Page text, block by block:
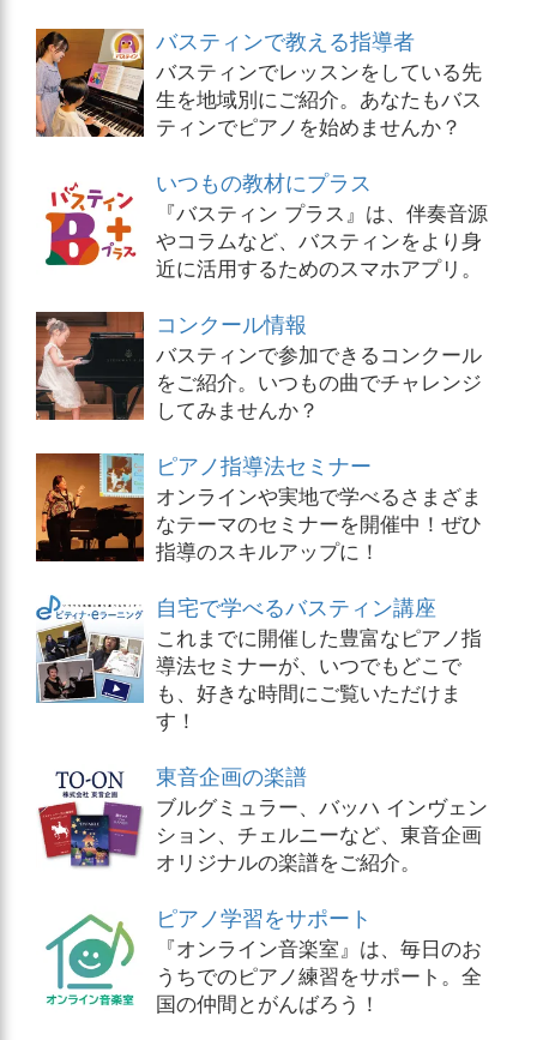
バスティンで教える指導者
バスティンでレッスンをしている先
生を地域別にご紹介。あなたもバス
ティンでピアノを始めませんか？
いつもの教材にプラス
『バスティン プラス』は、伴奏音源
やコラムなど、バスティンをより身
近に活用するためのスマホアプリ。
コンクール情報
バスティンで参加できるコンクール
をご紹介。いつもの曲でチャレンジ
してみませんか？
ピアノ指導法セミナー
オンラインや実地で学べるさまざま
なテーマのセミナーを開催中！ぜひ
指導のスキルアップに！
自宅で学べるバスティン講座
これまでに開催した豊富なピアノ指
導法セミナーが、いつでもどこで
も、好きな時間にご覧いただけま
す！
東音企画の楽譜
ブルグミュラー、バッハ インヴェン
ション、チェルニーなど、東音企画
オリジナルの楽譜をご紹介。
ピアノ学習をサポート
『オンライン音楽室』は、毎日のお
うちでのピアノ練習をサポート。全
国の仲間とがんばろう！